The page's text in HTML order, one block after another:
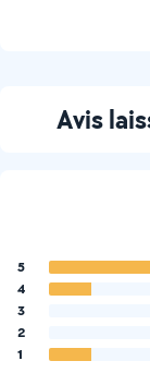
Avis
5
4
3
2
1